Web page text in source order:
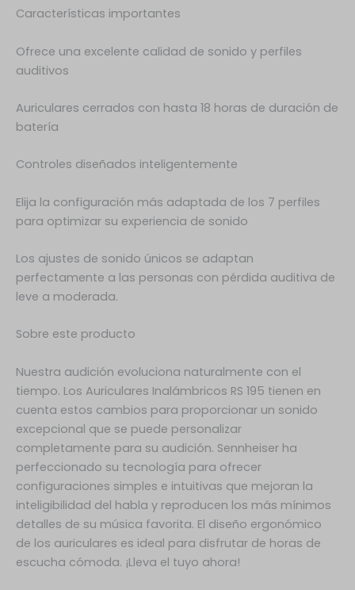
Características importantes
Ofrece una excelente calidad de sonido y perfiles
auditivos
Auriculares cerrados con hasta 18 horas de duración de
batería
Controles diseñados inteligentemente
Elija la configuración más adaptada de los 7 perfiles
para optimizar su experiencia de sonido
Los ajustes de sonido únicos se adaptan
perfectamente a las personas con pérdida auditiva de
leve a moderada.
Sobre este producto
Nuestra audición evoluciona naturalmente con el
tiempo. Los Auriculares Inalámbricos RS 195 tienen en
cuenta estos cambios para proporcionar un sonido
excepcional que se puede personalizar
completamente para su audición. Sennheiser ha
perfeccionado su tecnología para ofrecer
configuraciones simples e intuitivas que mejoran la
inteligibilidad del habla y reproducen los más mínimos
detalles de su música favorita. El diseño ergonómico
de los auriculares es ideal para disfrutar de horas de
escucha cómoda. ¡Lleva el tuyo ahora!